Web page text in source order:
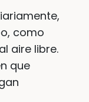
como
aire libre.
que